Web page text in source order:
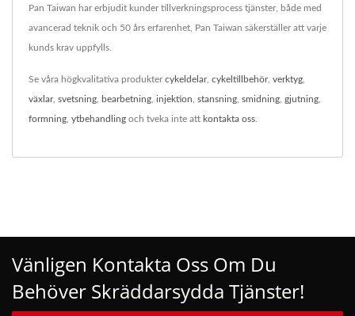
Pan Taiwan har erbjudit kunder tillverkningsprocess tjänster, både med
avancerad teknik och 50 års erfarenhet, Pan Taiwan säkerställer att varje
kunds krav uppfylls.
Se våra högkvalitativa produktercykeldelar, cykeltillbehör, verktyg
växlar, svetsning bearbetning injektion stansning smidning gjutning
formning ytbehandling och tveka inte att kontakta oss
Vänligen Kontakta Oss Om Du
Behöver Skräddarsydda Tjänster!